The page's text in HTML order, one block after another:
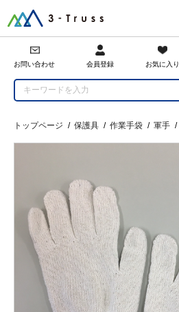
お問い合わせ 会員登録 お気に入り
トップページ / 保護具 / 作業手袋 / 軍手 /